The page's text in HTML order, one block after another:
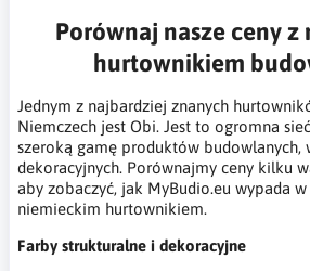
Porównaj nasze ceny
hurtownikiem
Jednym z najbardziej znanych
Niemczech jest Obi. Jest to ogromna
szeroką gamę produktów budowlanych,
dekoracyjnych. Porównajmy ceny kilku
aby zobaczyć, jak MyBudio.eu wypada
niemieckim hurtownikiem.
Farby strukturalne i dekoracyjne